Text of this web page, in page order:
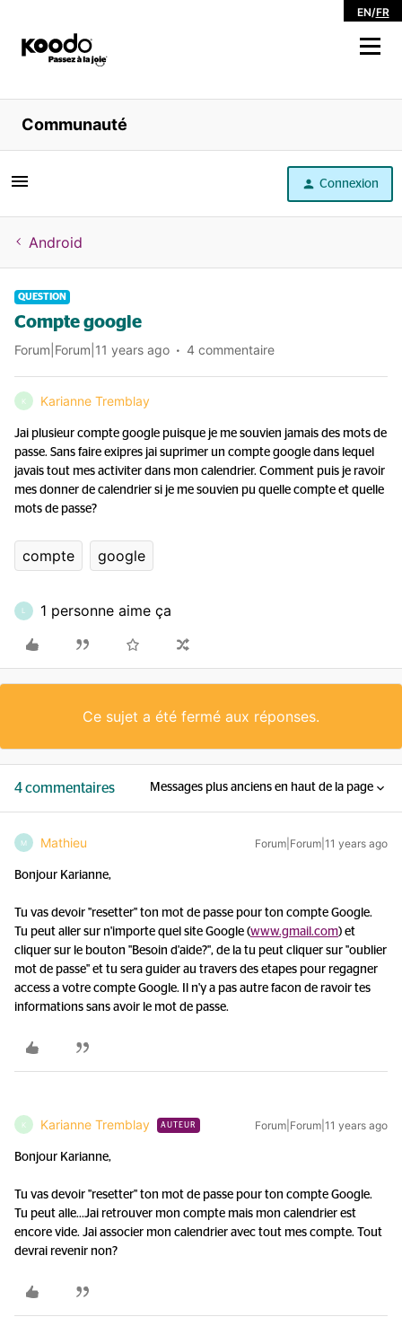
EN/FR
Magasiner
Libre service
Aide
Communauté
Connexion
Android
QUESTION
Compte google
Forum|Forum|11 years ago 4 commentaire
K Karianne Tremblay
Jai plusieur compte google puisque je me souvien jamais des mots de
passe. Sans faire exipres jai suprimer un compte google dans lequel
javais tout mes activiter dans mon calendrier. Comment puis je ravoir
mes donner de calendrier si je me souvien pu quelle compte et quelle
mots de passe?
compte google
L 1 personne aime ça
Ce sujet a été fermé aux réponses.
4 commentaires Messages plus anciens en haut de la page
M Mathieu Forum|Forum|11 years ago
Bonjour Karianne,
Tu vas devoir "resetter" ton mot de passe pour ton compte Google.
Tu peut aller sur n'importe quel site Google (www.gmail.com) et
cliquer sur le bouton "Besoin d'aide?", de la tu peut cliquer sur "oublier
mot de passe" et tu sera guider au travers des etapes pour regagner
access a votre compte Google. Il n'y a pas autre facon de ravoir tes
informations sans avoir le mot de passe.
K Karianne Tremblay AUTEUR Forum|Forum|11 years ago
Bonjour Karianne,
Tu vas devoir "resetter" ton mot de passe pour ton compte Google.
Tu peut alle...Jai retrouver mon compte mais mon calendrier est
encore vide. Jai associer mon calendrier avec tout mes compte. Tout
devrai revenir non?